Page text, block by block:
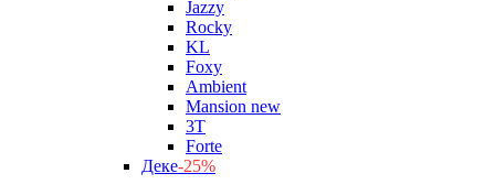
Jazzy
Rocky
KL
Foxy
Ambient
Mansion new
3Т
Forte
Деке-25%